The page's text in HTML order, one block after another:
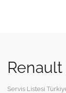
Servis Listesi